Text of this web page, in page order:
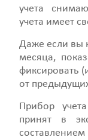
учета
учета имеет
Даже если вы
месяца,
фиксировать
от
Прибор
принят в